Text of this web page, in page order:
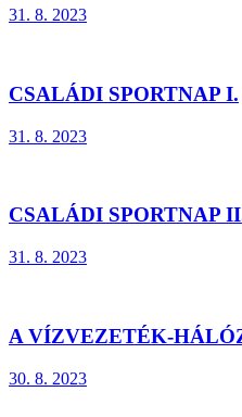
31. 8. 2023
CSALÁDI SPORTNAP I.
31. 8. 2023
CSALÁDI SPORTNAP
31. 8. 2023
A VÍZVEZETÉK-
30. 8. 2023